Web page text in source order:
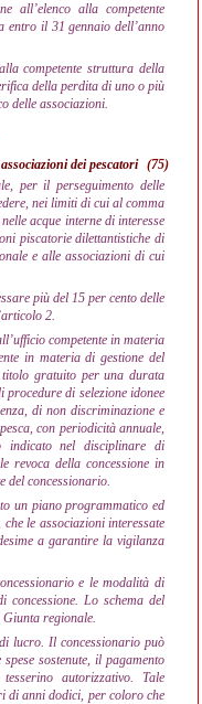
all’elenco alla competente
entro il 31 gennaio dell’anno
competente struttura della
della perdita di uno o più
delle associazioni.
dei pescatori (75)
per il perseguimento delle
nei limiti di cui al comma
acque interne di interesse
piscatorie dilettantistiche di
e alle associazioni di cui
più del 15 per cento delle
2.
competente in materia
in materia di gestione del
gratuito per una durata
di selezione idonee
di non discriminazione e
con periodicità annuale,
indicato nel disciplinare di
revoca della concessione in
del concessionario.
un piano programmatico ed
le associazioni interessate
a garantire la vigilanza
e le modalità di
concessione. Lo schema del
regionale.
lucro. Il concessionario può
sostenute, il pagamento
autorizzativo. Tale
di anni dodici, per coloro che